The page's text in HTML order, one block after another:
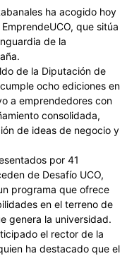
ha acogido hoy
que sitúa
de la
de la Diputación de
ocho ediciones en
a emprendedores con
consolidada,
de ideas de negocio y
por 41
de Desafío UCO,
programa que ofrece
en el terreno de
genera la universidad.
el rector de la
ha destacado que el